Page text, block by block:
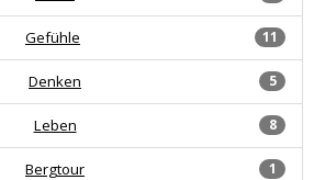
11
Gefühle
5
Denken
8
Leben
1
Bergtour